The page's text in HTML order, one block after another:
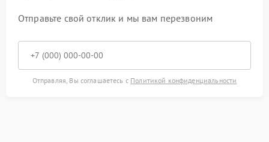
Отправьте свой отклик и мы вам перезвоним
Отправляя, Вы соглашаетесь с Политикой конфиденциальности